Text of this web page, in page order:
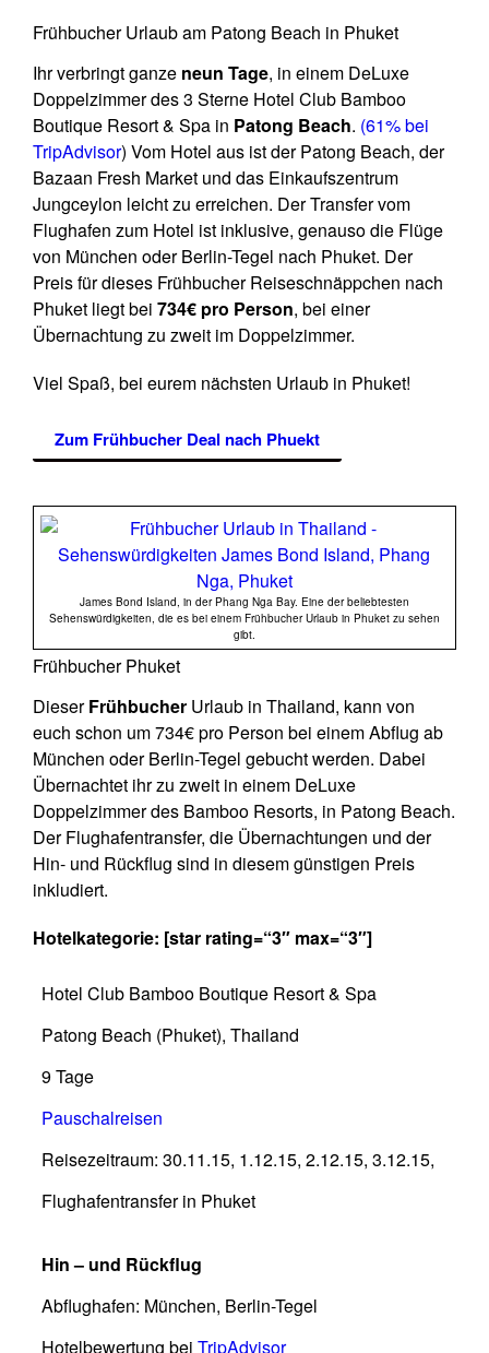
Frühbucher Urlaub am Patong Beach in Phuket
Ihr verbringt ganze neun Tage, in einem DeLuxe
Doppelzimmer des 3 Sterne Hotel Club Bamboo
Boutique Resort & Spa in Patong Beach. (61% bei
TripAdvisor) Vom Hotel aus ist der Patong Beach, der
Bazaan Fresh Market und das Einkaufszentrum
Jungceylon leicht zu erreichen. Der Transfer vom
Flughafen zum Hotel ist inklusive, genauso die Flüge
von München oder Berlin-Tegel nach Phuket. Der
Preis für dieses Frühbucher Reiseschnäppchen nach
Phuket liegt bei 734€ pro Person, bei einer
Übernachtung zu zweit im Doppelzimmer.
Viel Spaß, bei eurem nächsten Urlaub in Phuket!
Zum Frühbucher Deal nach Phuekt
James Bond Island, in der Phang Nga Bay. Eine der beliebtesten
Sehenswürdigkeiten, die es bei einem Frühbucher Urlaub in Phuket zu sehen
gibt.
Frühbucher Phuket
DieserFrühbucher Urlaub in Thailand, kann von
euch schon um 734€ pro Person bei einem Abflug ab
München oder Berlin-Tegel gebucht werden. Dabei
Übernachtet ihr zu zweit in einem DeLuxe
Doppelzimmer des Bamboo Resorts, in Patong Beach.
Der Flughafentransfer, die Übernachtungen und der
Hin- und Rückflug sind in diesem günstigen Preis
inkludiert.
Hotelkategorie: [star rating=“3″ max=“3″]
Hotel Club Bamboo Boutique Resort & Spa
Patong Beach (Phuket), Thailand
9 Tage
Pauschalreisen
Reisezeitraum: 30.11.15, 1.12.15, 2.12.15, 3.12.15,
Flughafentransfer in Phuket
Hin – und Rückflug
Abflughafen: München, Berlin-Tegel
Hotelbewertung bei TripAdvisor